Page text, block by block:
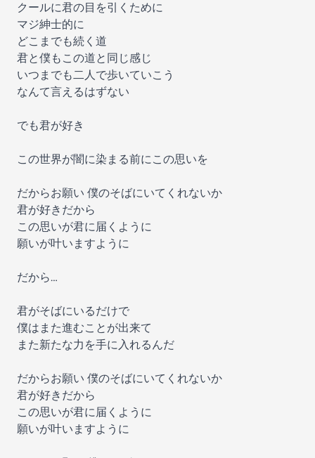
クールに君の目を引くために
マジ紳士的に
どこまでも続く道
君と僕もこの道と同じ感じ
いつまでも二人で歩いていこう
なんて言えるはずない
でも君が好き
この世界が闇に染まる前にこの思いを
だからお願い 僕のそばにいてくれないか
君が好きだから
この思いが君に届くように
願いが叶いますように
だから…
君がそばにいるだけで
僕はまた進むことが出来て
また新たな力を手に入れるんだ
だからお願い 僕のそばにいてくれないか
君が好きだから
この思いが君に届くように
願いが叶いますように